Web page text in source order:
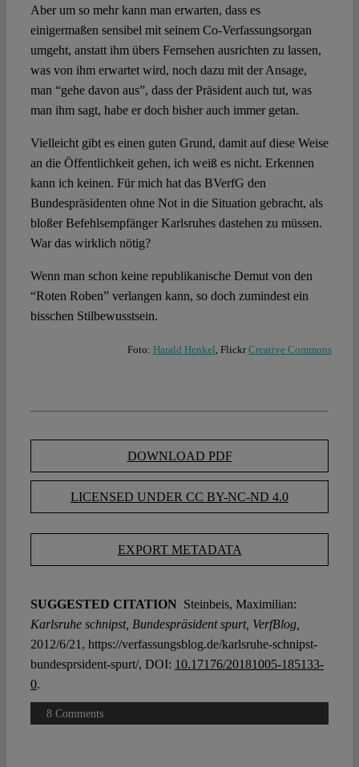
Aber um so mehr kann man erwarten, dass es
einigermaßen sensibel mit seinem Co-Verfassungsorgan
umgeht, anstatt ihm übers Fernsehen ausrichten zu lassen,
was von ihm erwartet wird, noch dazu mit der Ansage,
man “gehe davon aus”, dass der Präsident auch tut, was
man ihm sagt, habe er doch bisher auch immer getan.
Vielleicht gibt es einen guten Grund, damit auf diese Weise
an die Öffentlichkeit gehen, ich weiß es nicht. Erkennen
kann ich keinen. Für mich hat das BVerfG den
Bundespräsidenten ohne Not in die Situation gebracht, als
bloßer Befehlsempfänger Karlsruhes dastehen zu müssen.
War das wirklich nötig?
Wenn man schon keine republikanische Demut von den
“Roten Roben” verlangen kann, so doch zumindest ein
bisschen Stilbewusstsein.
Foto: Harald Henkel, FlickrCreative Commons
DOWNLOAD PDF
LICENSED UNDER CC BY-NC-ND 4.0
EXPORT METADATA
SUGGESTED CITATION Steinbeis, Maximilian:
Karlsruhe schnipst, Bundespräsident spurt, VerfBlog,
2012/6/21, https://verfassungsblog.de/karlsruhe-schnipst-
bundesprsident-spurt/, DOI: 10.17176/20181005-185133-
0.
8 Comments